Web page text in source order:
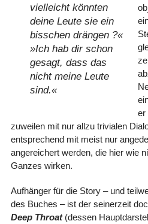
vielleicht könnten
deine Leute sie ein
bisschen drängen ?«
»Ich hab dir schon
gesagt, dass das
nicht meine Leute
sind.«
er
zuweilen mit nur allzu trivialen
entsprechend mit meist nur
angereichert werden, die hier wie
Ganzes wirken.
Aufhänger für die Story – und
des Buches – ist der seinerzeit
Deep Throat(dessen